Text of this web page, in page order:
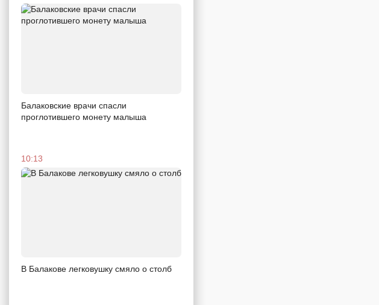
Балаковские врачи спасли
проглотившего монету малыша
10:13
В Балакове легковушку смяло о столб